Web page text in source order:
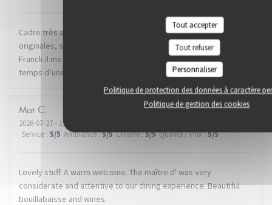
Tout accepter
Tout refuser
Personnaliser
Politique de protection des données à caractère
Politique de gestion des cookies
Cadre très agréable dans un super quartier de Lille. Recettes
originales, service impeccable. Mention spéciale au dénommé
Franck il me semble, qui nous a conseillé et servi avec brio le
temps d’une soirée. Je recommande.
Mat C
2026-07-27- 19:30 - Couverts 2
Service : 5/5 Ambiance:5/5 Cuisine:5/5 Qualité / Prix:5/5
Lovely stuff. A warm welcome. The maître d' was very
considerate and attentive to our dining experience. Beautiful
bouillabaisse and wines.